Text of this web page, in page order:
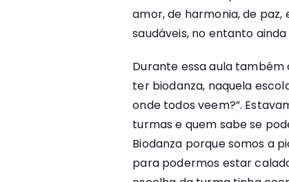
amor, de harmonia, de
saudáveis, no entanto
Durante essa aula também
ter biodanza, naquela
onde todos veem?”.
turmas e quem sabe se
Biodanza porque somos a
para podermos estar